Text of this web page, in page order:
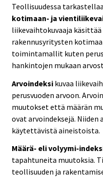
Teollisuudessa
kotimaan- ja
liikevaihtokuvaaja
rakennusyritysten
toimintamallit kuten
hankintojen mukaan
Arvoindeksi kuvaa
perusvuoden arvoon.
muutokset että määrän
ovat arvoindeksejä. Niiden
käytettävistä aineistoista.
Määrä- eli volyymi-
tapahtuneita muutoksia.
teollisuuden ja